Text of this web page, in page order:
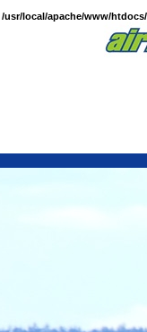
/usr/local/apache/www/